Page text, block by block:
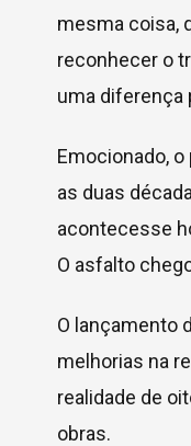
mesma coisa,
reconhecer o
uma diferença
Emocionado,
as duas
acontecesse
O asfalto
O lançamento
melhorias na
realidade de
obras.